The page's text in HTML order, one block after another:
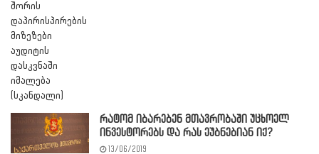
რატომ იბარებენ მთავრობაში უცხოელ
ინვესტორებს და რას ეუბნებიან იქ?
13/06/2019